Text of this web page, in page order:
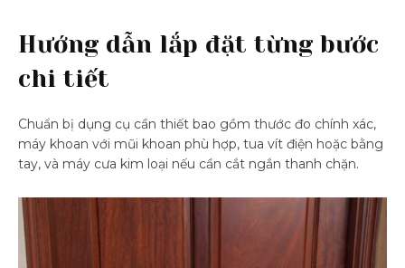
Hướng dẫn lắp đặt từng bước
chi tiết
Chuẩn bị dụng cụ cần thiết bao gồm thước đo chính xác,
máy khoan với mũi khoan phù hợp, tua vít điện hoặc bằng
tay, và máy cưa kim loại nếu cần cắt ngắn thanh chặn.